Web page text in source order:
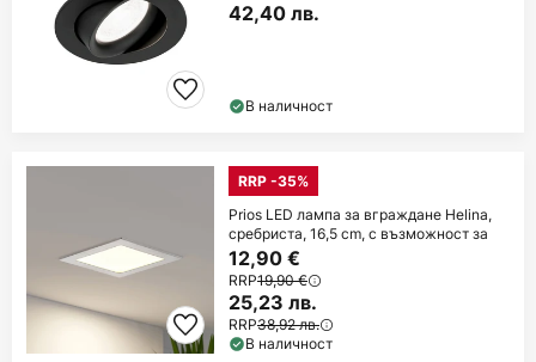
42,40 лв.
В наличност
RRP -35%
Prios LED лампа за вграждане Helina,
сребриста, 16,5 cm, с възможност за
12,90 €
RRP19,90 €
25,23 лв.
RRP38,92 лв.
В наличност